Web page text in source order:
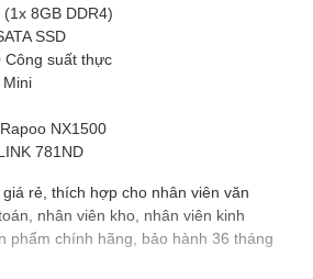
8GB DDR4)
SSD
Công suất thực
NX1500
781ND
rẻ, thích hợp cho nhân viên văn
nhân viên kho, nhân viên kinh
phẩm chính hãng, bảo hành 36 tháng